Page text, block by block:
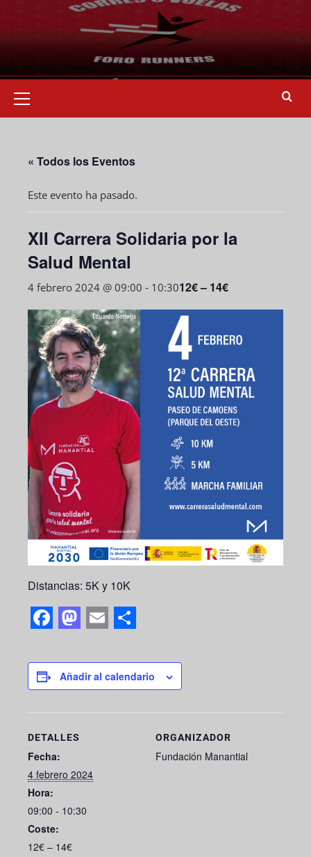
« Todos los Eventos
Este evento ha pasado.
XII Carrera Solidaria por la
Salud Mental
4 febrero 2024 @ 09:00 - 10:3012€ – 14€
Distancias: 5K y 10K
F
a
c
b
o
o
k
M
a
s
o
d
o
E
m
a
S
h
a
Añadir al calendario
DETALLES
Fecha:
4 febrero 2024
Hora:
09:00 - 10:30
Coste:
12€ – 14€
ORGANIZADOR
Fundación Manantial